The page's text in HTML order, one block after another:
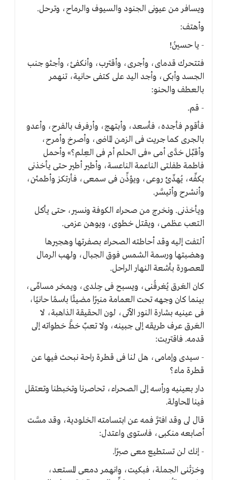
ويسافر من عيونى الجنود والسيوف والرماح، وترحل.
وأهتف:
- يا حسينُ!
فتتحرك قدماى، وأجرى، وأقترب، وأنكفئ، وأجثو جنب
الجسد وأبكى، وأجد اليد على كتفى حانية، تنهمر
بالعطف والحنو:
- قم.
فأقوم فأجده، فأسعد، وأبتهج، وأرفرف بالفرح، وأعدو
بالجرى كما جريت فى الزمن الماضى، وأصرخ وأمرح،
وأقبِّل خدَّى أمى «فى الحلم أم فى العِلم؟» وأحمل
فاطمة طفلتى الناعمة الناعسة، وأطير أطير حتى يأخذنى
بكفِّه، يُهدِّئ روعى، ويؤذِّن فى سمعى، فأرتكز وأطمئن،
وأنشرح وأتيسَّر.
ويأخذنى. ونخرج من صحراء الكوفة ونسير، حتى يأكل
التعب عظمى، ويقتل خطوى، ويوهن عزمى.
ألتفت إليه وقد أحاطته الصحراء بصفرتها وهجيرها
وهضبتها ورسمة الشمس فوق الجبال، ولهب الرمال
المعصورة بأشعة النهار الراحل.
كان العَرق يُغرقُنى، ويسبح فى جِلدى، ويمخر مسامِّى،
بينما كان وجهه تحت العمامة منيرًا مضيئًا باسمًا حانيًا،
فى عينيه بشارة النور الآتى، لون الحقيقة الذاهبة، لا
العَرق عرف طريقه إلى جبينه، ولا تعبٌ خطَّ خطواته إلى
قدمه. فاقتربت:
- سيدى وإمامى، هل لنا فى قطرة راحة نبحث فيها عن
قطرة ماء؟
دار بعينيه ورأسه إلى الصحراء، تحاصرنا وتخبطنا وتعتقل
فينا المحاولة.
قال لى وقد افترَّ فمه عن ابتسامته الخلودية، وقد مسَّت
أصابعه منكبى، فاستوى واعتدل:
- إنك لن تستطيع معى صبرًا.
وخزتْنى الجملة، فبكيت، وانهمر دمعى المستعد،